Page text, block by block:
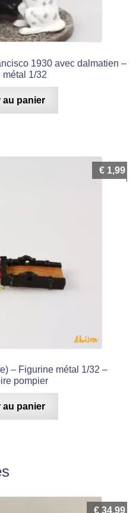
1930 avec dalmatien –
métal 1/32
au panier
– Figurine métal 1/32 –
pompier
€ 1,99
au panier
€ 34,99